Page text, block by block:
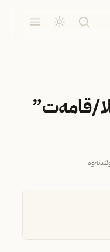
قامەت”